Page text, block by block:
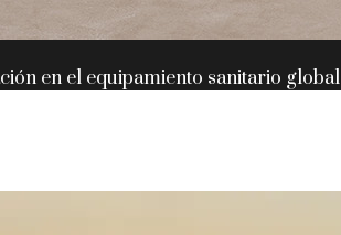
en el equipamiento sanitario global